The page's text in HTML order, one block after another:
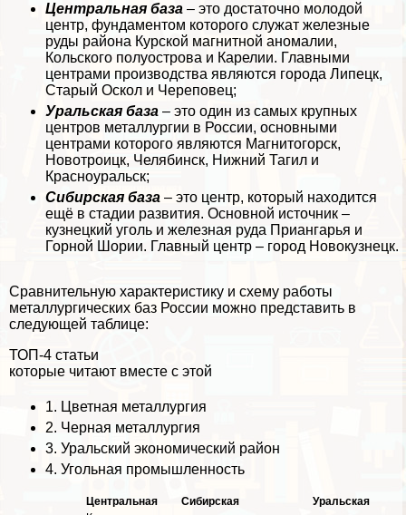
Центральная база – это достаточно молодой
центр, фундаментом которого служат железные
руды района Курской магнитной аномалии,
Кольского полуострова и Карелии. Главными
центрами производства являются города Липецк,
Старый Оскол и Череповец;
Уральская база – это один из самых крупных
центров металлургии в России, основными
центрами которого являются Магнитогорск,
Новотроицк, Челябинск, Нижний Тагил и
Красноуральск;
Сибирская база – это центр, который находится
ещё в стадии развития. Основной источник –
кузнецкий уголь и железная руда Приангарья и
Горной Шории. Главный центр – город Новокузнецк.
Сравнительную хаpaктеристику и схему работы
металлургических баз России можно представить в
следующей таблице:
ТОП-4 статьи
которые читают вместе с этой
1. Цветная металлургия
2. Черная металлургия
3. Уральский экономический район
4. Угольная промышленность
Центральная Сибирская
Уральская